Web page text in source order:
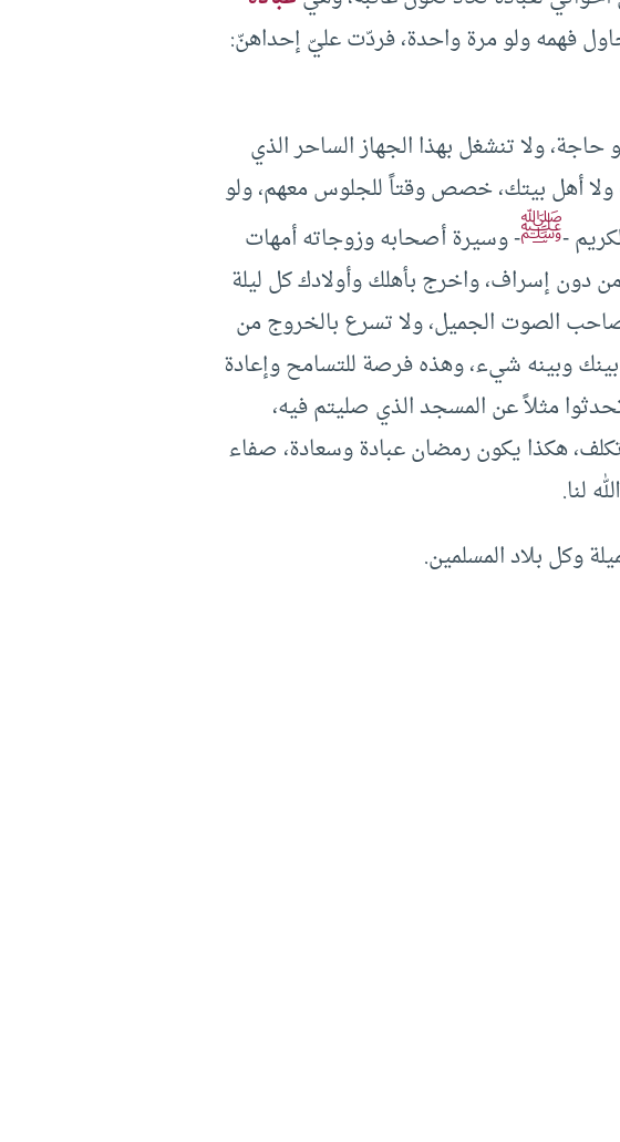
فهمه ولو مرة واحدة، فردّت عليّ إحداهنّ:
حاجة، ولا تنشغل بهذا الجهاز الساحر الذي
ولا أهل بيتك، خصص وقتاً للجلوس معهم، ولو
-ﷺ- وسيرة أصحابه وزوجاته أمهات
دون إسراف، واخرج بأهلك وأولادك كل ليلة
الصوت الجميل، ولا تسرع بالخروج من
وبينه شيء، وهذه فرصة للتسامح وإعادة
مثلاً عن المسجد الذي صليتم فيه،
هكذا يكون رمضان عبادة وسعادة، صفاء
لنا.
وكل بلاد المسلمين.